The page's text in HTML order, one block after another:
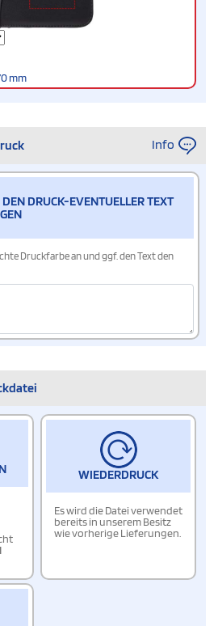
mm
Info
DRUCK-EVENTUELLER TEXT
Druckfarbe an und ggf. den Text den
WIEDERDRUCK
Es wird die Datei verwendet
bereits in unserem Besitz
wie vorherige Lieferungen.